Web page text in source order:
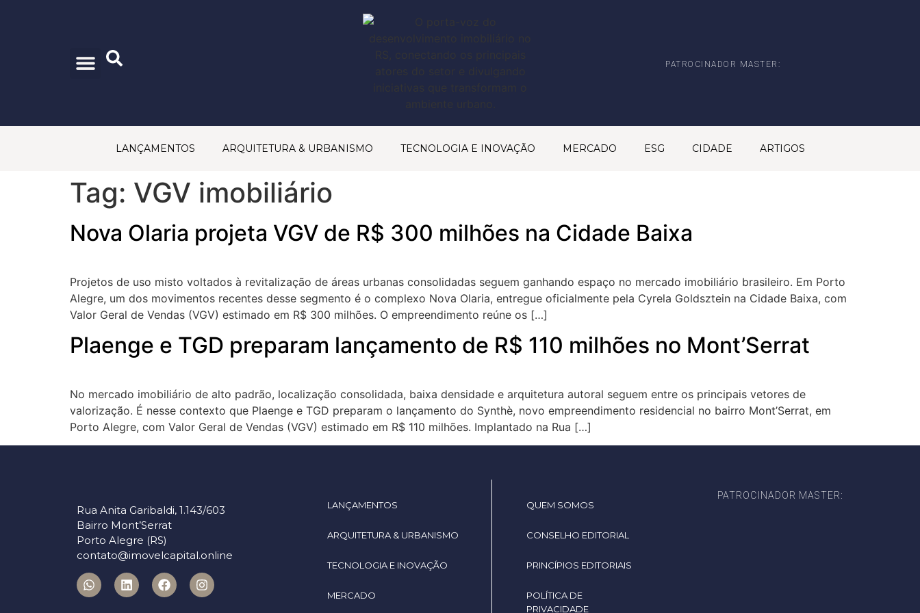
PATROCINADOR MASTER:
LANÇAMENTOS ARQUITETURA & URBANISMO TECNOLOGIA E INOVAÇÃO MERCADO ESG CIDADE ARTIGOS
Tag: VGV imobiliário
Nova Olaria projeta VGV de R$ 300 milhões na Cidade Baixa
Projetos de uso misto voltados à revitalização de áreas urbanas consolidadas seguem ganhando espaço no mercado imobiliário brasileiro. Em Porto
Alegre, um dos movimentos recentes desse segmento é o complexo Nova Olaria, entregue oficialmente pela Cyrela Goldsztein na Cidade Baixa, com
Valor Geral de Vendas (VGV) estimado em R$ 300 milhões. O empreendimento reúne os […]
Plaenge e TGD preparam lançamento de R$ 110 milhões no Mont’Serrat
No mercado imobiliário de alto padrão, localização consolidada, baixa densidade e arquitetura autoral seguem entre os principais vetores de
valorização. É nesse contexto que Plaenge e TGD preparam o lançamento do Synthè, novo empreendimento residencial no bairro Mont’Serrat, em
Porto Alegre, com Valor Geral de Vendas (VGV) estimado em R$ 110 milhões. Implantado na Rua […]
Rua Anita Garibaldi, 1.143/603
Bairro Mont’Serrat
Porto Alegre (RS)
contato@imovelcapital.online
LANÇAMENTOS
ARQUITETURA & URBANISMO
TECNOLOGIA E INOVAÇÃO
MERCADO
QUEM SOMOS
CONSELHO EDITORIAL
PRINCÍPIOS EDITORIAIS
POLÍTICA DE
PRIVACIDADE
PATROCINADOR MASTER: